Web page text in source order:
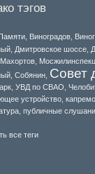
тэгов
Виноградов
Дмитровское шоссе
Махортов
Собянин Совет
УВД по СВАО
устройство
публичные
все теги